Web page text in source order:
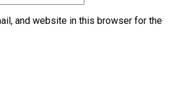
and website in this browser for the